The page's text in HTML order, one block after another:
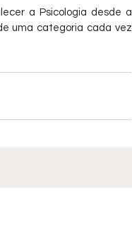
a Psicologia desde a
uma categoria cada vez